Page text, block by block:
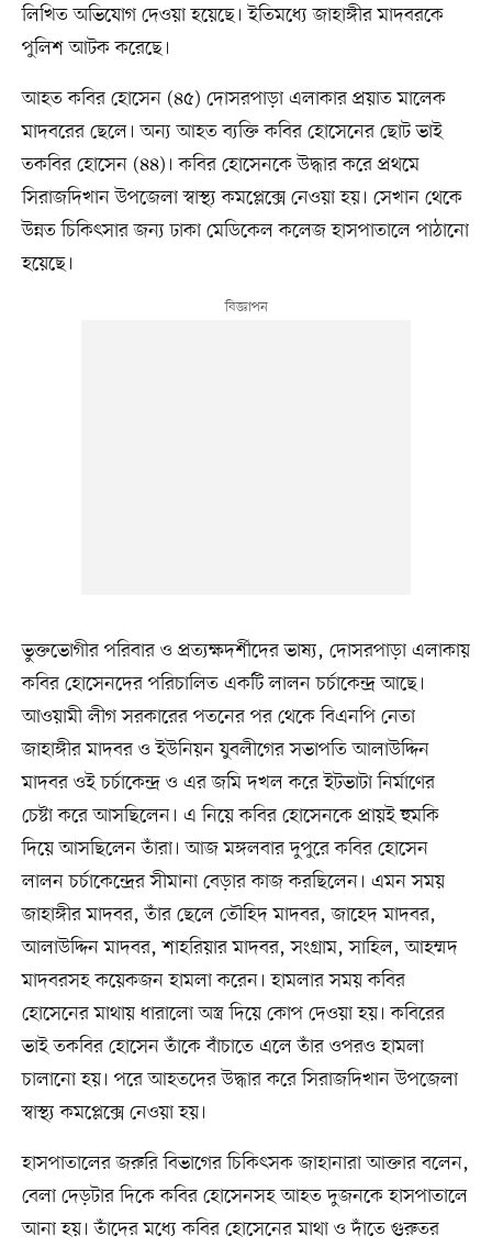
লিখিত অভিযোগ দেওয়া হয়েছে। ইতিমধ্যে জাহাঙ্গীর মাদবরকে
পুলিশ আটক করেছে।
আহত কবির হোসেন (৪৫) দোসরপাড়া এলাকার প্রয়াত মালেক
মাদবরের ছেলে। অন্য আহত ব্যক্তি কবির হোসেনের ছোট ভাই
তকবির হোসেন (৪৪)। কবির হোসেনকে উদ্ধার করে প্রথমে
সিরাজদিখান উপজেলা স্বাস্থ্য কমপ্লেক্সে নেওয়া হয়। সেখান থেকে
উন্নত চিকিৎসার জন্য ঢাকা মেডিকেল কলেজ হাসপাতালে পাঠানো
হয়েছে।
ভুক্তভোগীর পরিবার ও প্রত্যক্ষদর্শীদের ভাষ্য, দোসরপাড়া এলাকায়
কবির হোসেনদের পরিচালিত একটি লালন চর্চাকেন্দ্র আছে।
আওয়ামী লীগ সরকারের পতনের পর থেকে বিএনপি নেতা
জাহাঙ্গীর মাদবর ও ইউনিয়ন যুবলীগের সভাপতি আলাউদ্দিন
মাদবর ওই চর্চাকেন্দ্র ও এর জমি দখল করে ইটভাটা নির্মাণের
চেষ্টা করে আসছিলেন। এ নিয়ে কবির হোসেনকে প্রায়ই হুমকি
দিয়ে আসছিলেন তাঁরা। আজ মঙ্গলবার দুপুরে কবির হোসেন
লালন চর্চাকেন্দ্রের সীমানা বেড়ার কাজ করছিলেন। এমন সময়
জাহাঙ্গীর মাদবর, তাঁর ছেলে তৌহিদ মাদবর, জাহেদ মাদবর,
আলাউদ্দিন মাদবর, শাহরিয়ার মাদবর, সংগ্রাম, সাহিল, আহম্মদ
মাদবরসহ কয়েকজন হামলা করেন। হামলার সময় কবির
হোসেনের মাথায় ধারালো অস্ত্র দিয়ে কোপ দেওয়া হয়। কবিরের
ভাই তকবির হোসেন তাঁকে বাঁচাতে এলে তাঁর ওপরও হামলা
চালানো হয়। পরে আহতদের উদ্ধার করে সিরাজদিখান উপজেলা
স্বাস্থ্য কমপ্লেক্সে নেওয়া হয়।
হাসপাতালের জরুরি বিভাগের চিকিৎসক জাহানারা আক্তার বলেন,
বেলা দেড়টার দিকে কবির হোসেনসহ আহত দুজনকে হাসপাতালে
আনা হয়। তাঁদের মধ্যে কবির হোসেনের মাথা ও দাঁতে গুরুতর